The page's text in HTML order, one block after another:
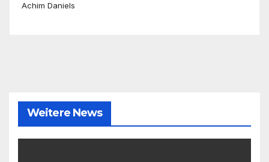
Achim Daniels
Weitere News